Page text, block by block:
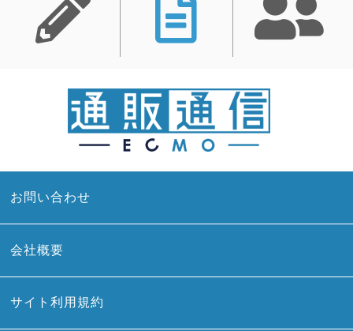
お問い合わせ
会社概要
サイト利用規約